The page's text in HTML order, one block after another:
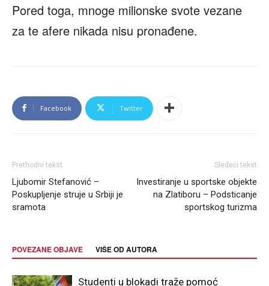
Pored toga, mnoge milionske svote vezane
za te afere nikada nisu pronađene.
Facebook Twitter
Prethodni tekst
Ljubomir Stefanović –
Poskupljenje struje u Srbiji je
sramota
Sledeći tekst
Investiranje u sportske objekte
na Zlatiboru – Podsticanje
sportskog turizma
POVEZANE OBJAVE VIŠE OD AUTORA
Studenti u blokadi traže pomoć